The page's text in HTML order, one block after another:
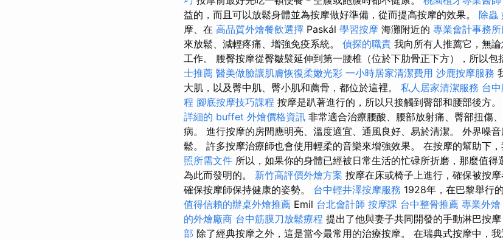
益的，而且可以放鬆身體並為按摩做好準備，從而提高按摩的效果。 除蟲
摩、在 高品質外燴餐飲選擇 Paskál 學習按摩 海灘附近的 專業會計事務
來放鬆、減輕疼痛、增強免疫系統。 偵探的職責 我向所有人推薦它，無
工作。 腰臀按摩從臀皺襞延伸到第一腰椎（位於下肋骨正下方），所以包
士推薦 醫美做臉讓肌膚恢復柔嫩光彩 一小時居家清潔費用 沙鹿按摩服務
大肌，以及臀中肌、臀小肌和薦骨，都位於這裡。 私人居家清潔服務 台
程 腳底按摩技巧課程 按摩是趴著進行的，所以只接觸到臀部和腰部後方。
詳細的 buffet 外燴價格資訊 非常適合治療腰酸、腰部放射痛、臀部扭傷
病。 進行按摩的房間應明亮、溫度適宜、通風良好、易於清潔。 外界噪
鬆。 許多按摩治療師也會使用輕柔的音樂來增強效果。 在按摩的幫助下
照所需文件 所以，如果你的身體已經被日常生活的忙碌所折磨，那麼值
為此而發明的。 新竹高評價外燴方案 按摩在床或椅子上進行，確保被按
確保按摩師保持健康的姿勢。 台中輕井澤按摩服務 1928年，在巴黎舉行
值得信賴的辦桌外燴推薦 Emil 台北會計師 按摩課 台中整骨推薦 專業外
的外燴廠商 台中筋膜刀放鬆療程 提出了他與妻子共同開發的手動淋巴按
部 除了經典按摩之外，這是當今最常用的治療按摩。 在瑞典式按摩中，